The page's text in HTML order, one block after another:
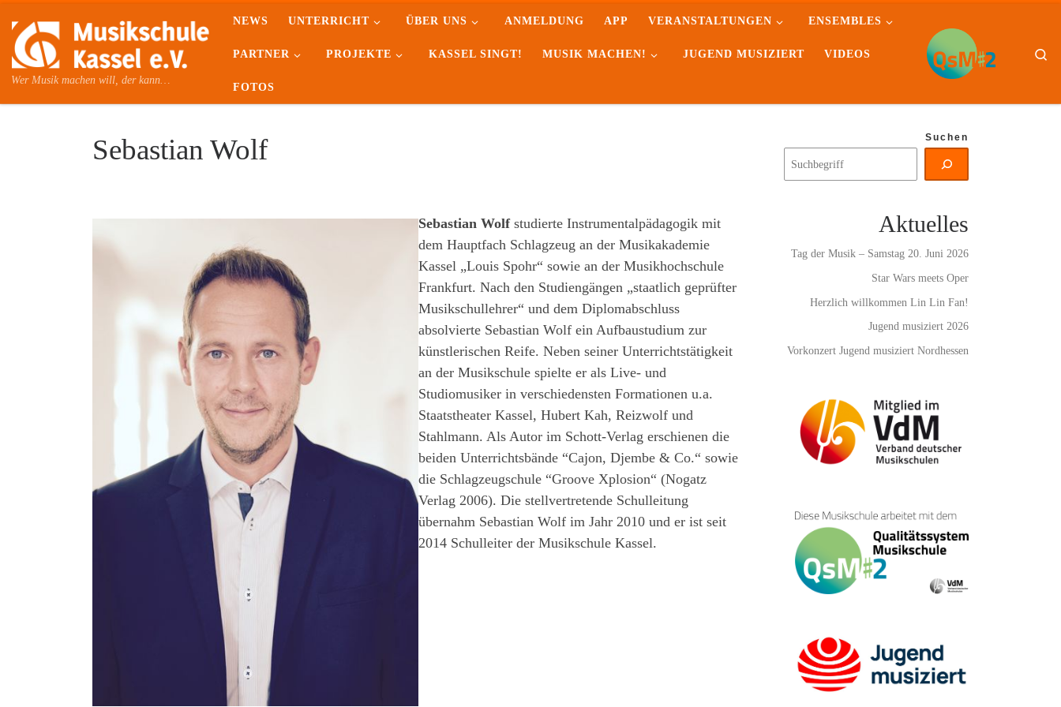
Skip to content
Wer Musik machen will, der kann…
NEWS UNTERRICHT ÜBER UNS ANMELDUNG APP VERANSTALTUNGEN ENSEMBLES
PARTNER PROJEKTE KASSEL SINGT! MUSIK MACHEN! JUGEND MUSIZIERT VIDEOS
FOTOS
Sebastian Wolf
Sebastian Wolfstudierte Instrumentalpädagogik mit
dem Hauptfach Schlagzeug an der Musikakademie
Kassel „Louis Spohr“ sowie an der Musikhochschule
Frankfurt. Nach den Studiengängen „staatlich geprüfter
Musikschullehrer“ und dem Diplomabschluss
absolvierte Sebastian Wolf ein Aufbaustudium zur
künstlerischen Reife. Neben seiner Unterrichtstätigkeit
an der Musikschule spielte er als Live- und
Studiomusiker in verschiedensten Formationen u.a.
Staatstheater Kassel, Hubert Kah, Reizwolf und
Stahlmann. Als Autor im Schott-Verlag erschienen die
beiden Unterrichtsbände “Cajon, Djembe & Co.“ sowie
die Schlagzeugschule “Groove Xplosion“ (Nogatz
Verlag 2006). Die stellvertretende Schulleitung
übernahm Sebastian Wolf im Jahr 2010 und er ist seit
2014 Schulleiter der Musikschule Kassel.
Suchen
Aktuelles
Tag der Musik – Samstag 20. Juni 2026
Star Wars meets Oper
Herzlich willkommen Lin Lin Fan!
Jugend musiziert 2026
Vorkonzert Jugend musiziert Nordhessen